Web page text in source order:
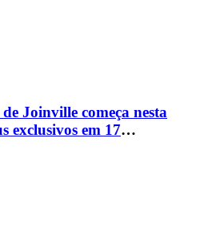
Joinville começa nesta
exclusivos em 17